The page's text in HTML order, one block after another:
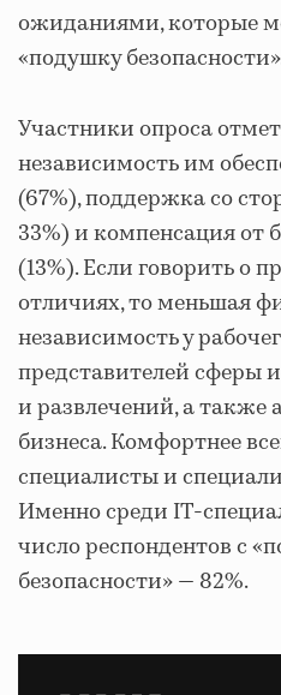
ожиданиями, которые
«подушку
Участники опроса
независимость им
(67%), поддержка со
33%) и компенсация от
(13%). Если говорить о
отличиях, то меньшая
независимость у
представителей сферы
и развлечений, а также
бизнеса. Комфортнее
специалисты и
Именно среди IT-
число респондентов с
безопасности» — 82%.